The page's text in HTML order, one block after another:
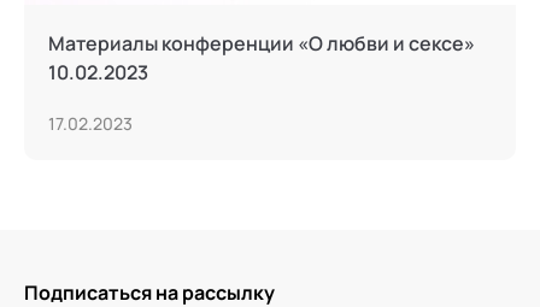
Материалы конференции «О любви и сексе»
10.02.2023
17.02.2023
Подписаться на рассылку